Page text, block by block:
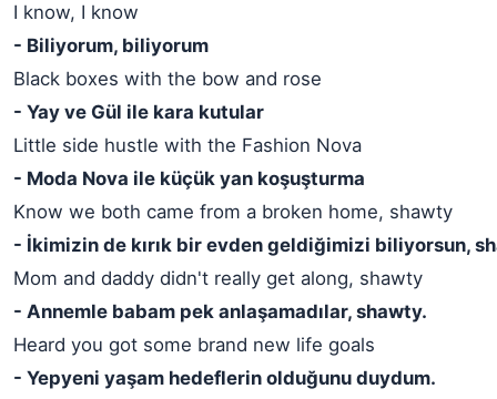
I know, I know
- Biliyorum, biliyorum
Black boxes with the bow and rose
- Yay ve Gül ile kara kutular
Little side hustle with the Fashion Nova
- Moda Nova ile küçük yan koşuşturma
Know we both came from a broken home, shawty
- İkimizin de kırık bir evden geldiğimizi biliyorsun,
Mom and daddy didn't really get along, shawty
- Annemle babam pek anlaşamadılar, shawty.
Heard you got some brand new life goals
- Yepyeni yaşam hedeflerin olduğunu duydum.